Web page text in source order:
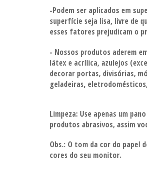
-Podem ser aplicados em
superfície seja lisa, livre de
esses fatores prejudicam o
- Nossos produtos aderem
látex e acrílica, azulejos
decorar portas, divisórias,
geladeiras,
Limpeza: Use apenas um
produtos abrasivos, assim
Obs.: O tom da cor do papel
cores do seu monitor.